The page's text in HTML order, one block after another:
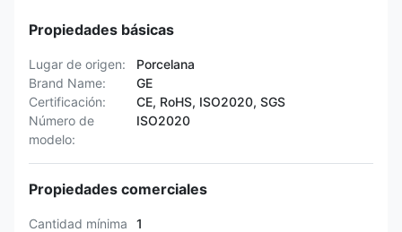
Propiedades básicas
Lugar de origen:
Porcelana
Brand Name:
GE
Certificación:
CE, RoHS, ISO2020, SGS
Número de
modelo:
ISO2020
Propiedades comerciales
Cantidad mínima
1